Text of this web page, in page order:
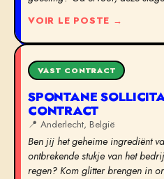
VOIR LE POSTE →
VAST CONTRACT
SPONTANE
CONTRACT
📍 Anderlecht, België
Ben jij het geheime ingrediënt
ontbrekende stukje van het
regen? Kom glitter brengen in